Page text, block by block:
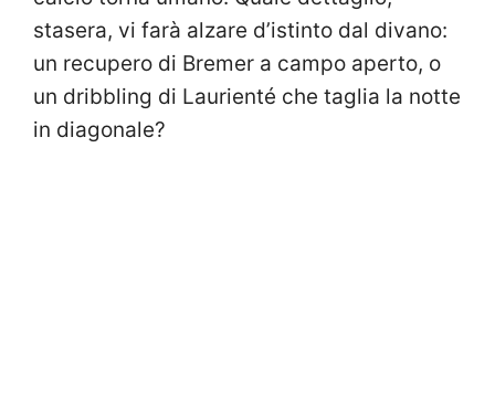
stasera, vi farà alzare d’istinto dal divano:
un recupero di Bremer a campo aperto, o
un dribbling di Laurienté che taglia la notte
in diagonale?